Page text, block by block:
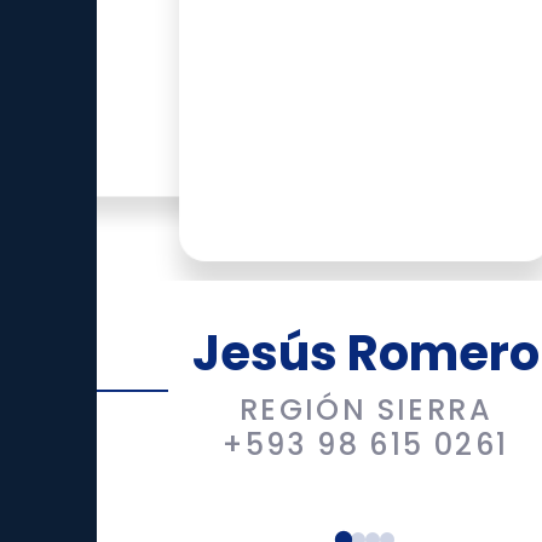
Jesús Romero
REGIÓN SIERRA
+593 98 615 0261